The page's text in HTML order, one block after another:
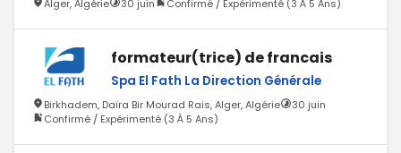
Alger, Algérie 30 juin Confirmé / Expérimenté (3 À 5 Ans)
formateur(trice) de francais
Spa El Fath La Direction Générale
Birkhadem, Daïra Bir Mourad Rais, Alger, Algérie
30 juin
Confirmé / Expérimenté (3 À 5 Ans)